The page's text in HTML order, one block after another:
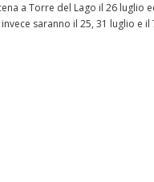
a Torre del Lago il 26 luglio
saranno il 25, 31 luglio e il